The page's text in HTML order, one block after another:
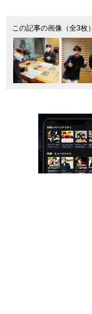
この記事の画像（全3枚）